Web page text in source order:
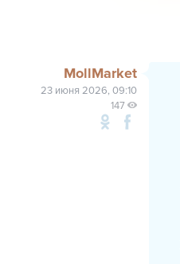
MollMarket
23 июня 2026, 09:10
147